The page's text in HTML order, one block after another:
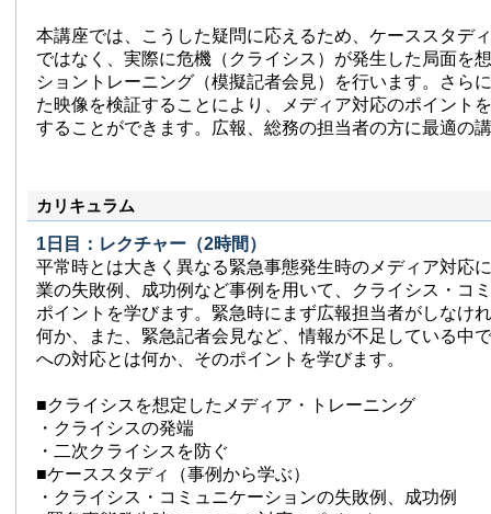
本講座では、こうした疑問に応えるため、ケーススタデ
ではなく、実際に危機（クライシス）が発生した局面を
ショントレーニング（模擬記者会見）を行います。さら
た映像を検証することにより、メディア対応のポイント
することができます。広報、総務の担当者の方に最適の
カリキュラム
1日目：レクチャー（2時間）
平常時とは大きく異なる緊急事態発生時のメディア対応
業の失敗例、成功例など事例を用いて、クライシス・コ
ポイントを学びます。緊急時にまず広報担当者がしなけ
何か、また、緊急記者会見など、情報が不足している中
への対応とは何か、そのポイントを学びます。
■クライシスを想定したメディア・トレーニング
・クライシスの発端
・二次クライシスを防ぐ
■ケーススタディ（事例から学ぶ）
・クライシス・コミュニケーションの失敗例、成功例